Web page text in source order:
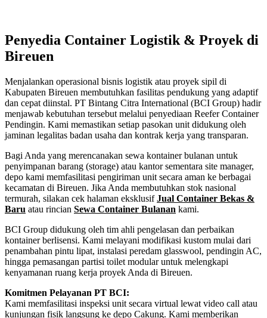
Penyedia Container Logistik & Proyek di
Bireuen
Menjalankan operasional bisnis logistik atau proyek sipil di
Kabupaten Bireuen membutuhkan fasilitas pendukung yang adaptif
dan cepat diinstal. PT Bintang Citra International (BCI Group) hadir
menjawab kebutuhan tersebut melalui penyediaan Reefer Container
Pendingin. Kami memastikan setiap pasokan unit didukung oleh
jaminan legalitas badan usaha dan kontrak kerja yang transparan.
Bagi Anda yang merencanakan sewa kontainer bulanan untuk
penyimpanan barang (storage) atau kantor sementara site manager,
depo kami memfasilitasi pengiriman unit secara aman ke berbagai
kecamatan di Bireuen. Jika Anda membutuhkan stok nasional
termurah, silakan cek halaman eksklusifJual Container Bekas &
Baru atau rincian Sewa Container Bulanan kami.
BCI Group didukung oleh tim ahli pengelasan dan perbaikan
kontainer berlisensi. Kami melayani modifikasi kustom mulai dari
penambahan pintu lipat, instalasi peredam glasswool, pendingin AC,
hingga pemasangan partisi toilet modular untuk melengkapi
kenyamanan ruang kerja proyek Anda di Bireuen.
Komitmen Pelayanan PT BCI:
Kami memfasilitasi inspeksi unit secara virtual lewat video call atau
kunjungan fisik langsung ke depo Cakung. Kami memberikan